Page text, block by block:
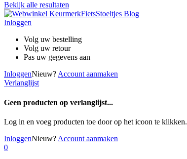
Bekijk alle resultaten
FietsStoeltjes Blog
Inloggen
Volg uw bestelling
Volg uw retour
Pas uw gegevens aan
InloggenNieuw? Account aanmaken
Verlanglijst
Geen producten op verlanglijst...
Log in en voeg producten toe door op het icoon te klikken.
InloggenNieuw? Account aanmaken
0